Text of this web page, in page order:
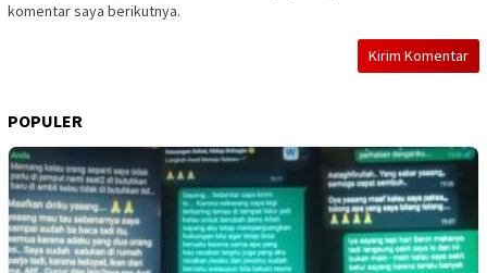
komentar saya berikutnya.
POPULER